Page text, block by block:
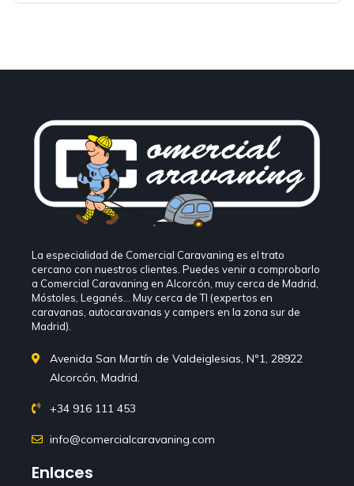
La especialidad de Comercial Caravaning es el trato
cercano con nuestros clientes. Puedes venir a comprobarlo
a Comercial Caravaning en Alcorcón, muy cerca de Madrid,
Móstoles, Leganés… Muy cerca de TI (expertos en
caravanas, autocaravanas y campers en la zona sur de
Madrid).
Avenida San Martín de Valdeiglesias, Nº1, 28922
Alcorcón, Madrid.
+34 916 111 453
info@comercialcaravaning.com
Enlaces